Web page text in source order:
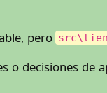
pero
decisiones de